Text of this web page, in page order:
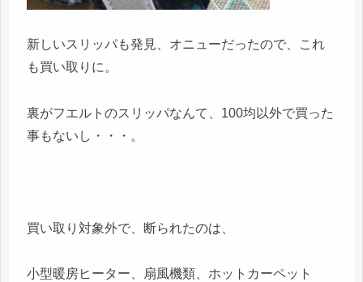
新しいスリッパも発見、オニューだったので、これ
も買い取りに。
裏がフエルトのスリッパなんて、100均以外で買った
事もないし・・・。
買い取り対象外で、断られたのは、
小型暖房ヒーター、扇風機類、ホットカーペット